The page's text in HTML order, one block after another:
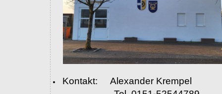
Kontakt: Alexander Krempel